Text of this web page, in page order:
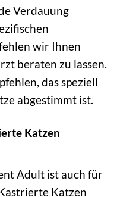
Verdauung
wir Ihnen
beraten zu lassen.
das speziell
abgestimmt ist.
Katzen
Adult ist auch für
Katzen